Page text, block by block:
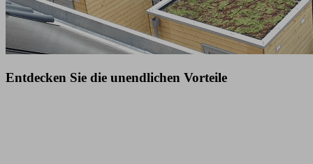
Entdecken Sie die unendlichen Vorteile